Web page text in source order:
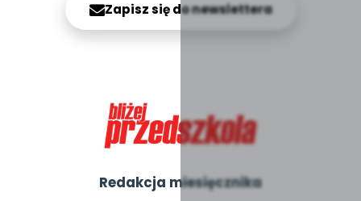
Zapisz się do newslettera
Redakcja miesięcznika